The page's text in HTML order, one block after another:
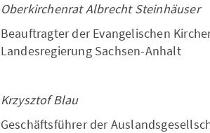
Oberkirchenrat Albrecht Steinhäuser
Beauftragter der Evangelischen
Landesregierung Sachsen-Anhalt
Krzysztof Blau
Geschäftsführer der